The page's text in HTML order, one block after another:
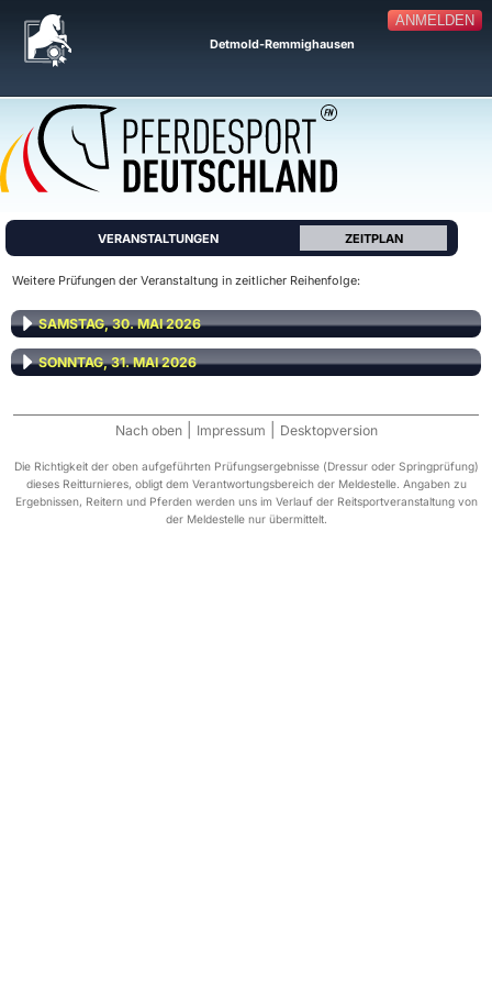
ANMELDEN
Detmold-Remmighausen
VERANSTALTUNGEN ZEITPLAN
Weitere Prüfungen der Veranstaltung in zeitlicher Reihenfolge:
SAMSTAG, 30. MAI 2026
SONNTAG, 31. MAI 2026
Nach oben Impressum Desktopversion
Die Richtigkeit der oben aufgeführten Prüfungsergebnisse (Dressur oder Springprüfung)
dieses Reitturnieres, obligt dem Verantwortungsbereich der Meldestelle. Angaben zu
Ergebnissen, Reitern und Pferden werden uns im Verlauf der Reitsportveranstaltung von
der Meldestelle nur übermittelt.